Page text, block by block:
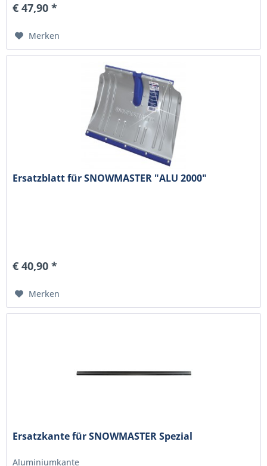
€ 47,90 *
Merken
Ersatzblatt für SNOWMASTER "ALU 2000"
€ 40,90 *
Merken
Ersatzkante für SNOWMASTER Spezial
Aluminiumkante